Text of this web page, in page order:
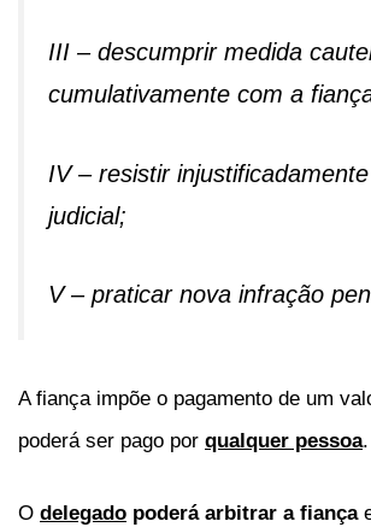
III – descumprir medida
cumulativamente com a
IV – resistir
judicial;
V – praticar nova infração
A fiança impõe o pagamento de um
poderá ser pago por qualquer pessoa.
O delegado poderá arbitrar a fiança